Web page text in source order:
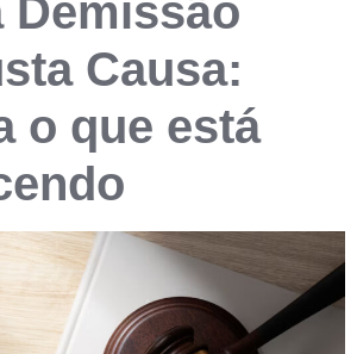
Demissão
Causa:
o que está